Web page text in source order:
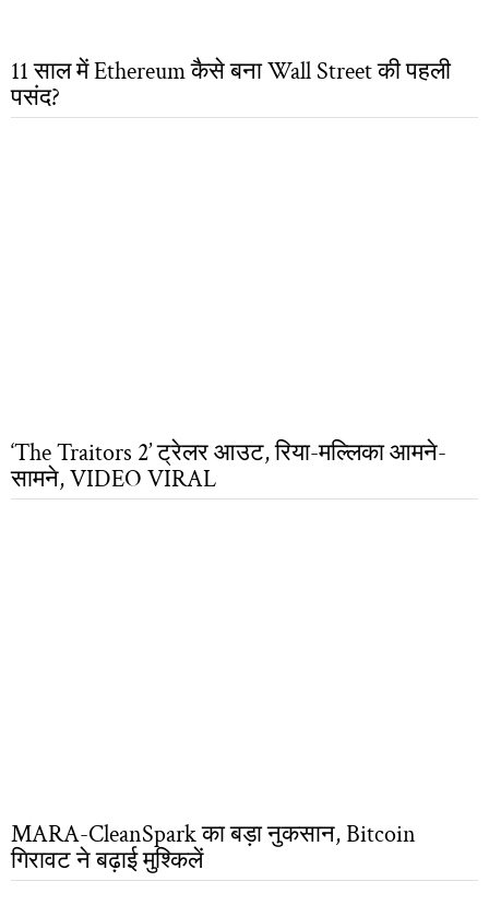
11 साल में Ethereum कैसे बना Wall Street की पहली
पसंद?
‘The Traitors 2’ ट्रेलर आउट, रिया-मल्लिका आमने-
सामने, VIDEO VIRAL
MARA-CleanSpark का बड़ा नुकसान, Bitcoin
गिरावट ने बढ़ाई मुश्किलें